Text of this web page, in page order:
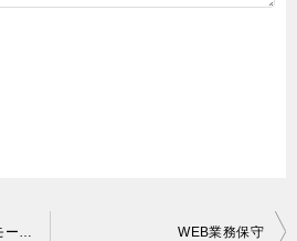
急募SharePoint – フルリモートワーク-サイトやページの作成いただくエンジニア募集 WEB業務保守